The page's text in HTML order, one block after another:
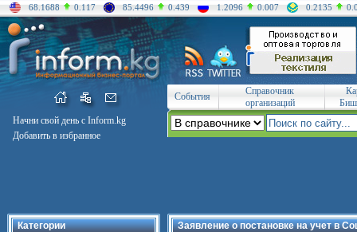
68.1688 0.117 85.4496 0.439 1.2096 0.007 0.2135
Начни свой день с Inform.kg
Добавить в избранное
События
Справочник
организаций
Категории Заявление о постановке на учет в